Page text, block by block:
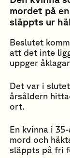
mordet på
släppts ur
Beslutet
att det inte
uppger
Det var i
årsåldern
ort.
En kvinna i
mord och
släppts på fri